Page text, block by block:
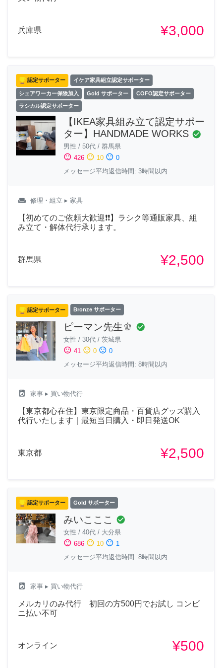
兵庫県 ¥3,000
認定サポーター イケア家具組立認定サポーター
シェアワーカー保険加入 Gold サポーター COFO認定サポーター
ラシカル認定サポーター
【IKEA家具組み立て認定サポー
ター】HANDMADE WORKS check_circle
男性 / 50代 / 群馬県
sentiment_satisfied 426 sentiment_neutral 10 sentiment_dissatisfied 0
メッセージ平均返信時間: 3時間以内
weekend 修理・組立 ▸ 家具
【初めてのご依頼大歓迎❗❗】ラシク等通販家具、組
み立て・解体代行承ります。
群馬県 ¥2,500
認定サポーター Bronze サポーター
ピーマン先生🫑 check_circle
女性 / 30代 / 茨城県
sentiment_satisfied 41 sentiment_neutral 0 sentiment_dissatisfied 0
メッセージ平均返信時間: 8時間以内
local_laundry_service 家事 ▸ 買い物代行
【東京都心在住】東京限定商品・百貨店グッズ購入
代行いたします｜最短当日購入・即日発送OK
東京都 ¥2,500
認定サポーター Gold サポーター
みいこここ check_circle
女性 / 40代 / 大分県
sentiment_satisfied 686 sentiment_neutral 10 sentiment_dissatisfied 1
メッセージ平均返信時間: 8時間以内
local_laundry_service 家事 ▸ 買い物代行
メルカリのみ代行 初回の方500円でお試し コンビ
ニ払い不可
オンライン ¥500